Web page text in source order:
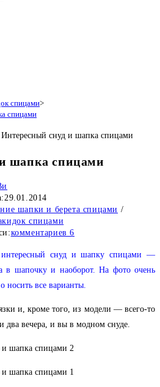
спицами>
спицами
шапка спицами
29.01.2014
шапки и берета спицами /
спицами
комментариев 6
интересный снуд и шапку спицами —
в шапочку и наоборот. На фото очень
носить все варианты.
и, кроме того, из модели — всего-то
два вечера, и вы в модном снуде.